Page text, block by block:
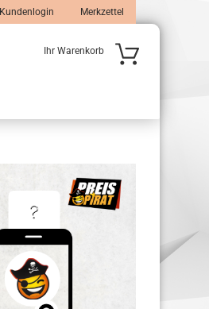
Kundenlogin Merkzettel
Ihr Warenkorb